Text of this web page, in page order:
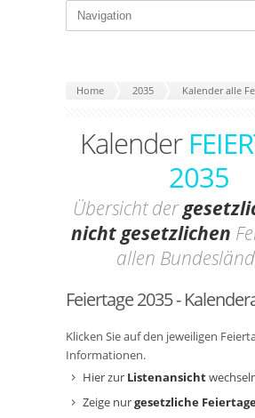
Home 2035 Kalender alle
Kalender
2035
Übersicht der
nicht gesetzlichen
allen
Feiertage 2035 -
Klicken Sie auf den jeweiligen
Informationen.
Hier zur Listenansicht
Zeige nurgesetzliche